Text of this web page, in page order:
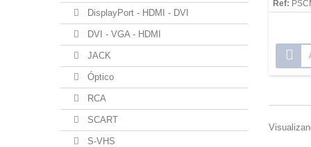
DisplayPort - HDMI - DVI
DVI - VGA - HDMI
JACK
Óptico
RCA
SCART
S-VHS
Ref: